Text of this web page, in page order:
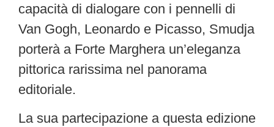
capacità di dialogare con i pennelli di
Van Gogh, Leonardo e Picasso, Smudja
porterà a Forte Marghera un’eleganza
pittorica rarissima nel panorama
editoriale.
La sua partecipazione a questa edizione